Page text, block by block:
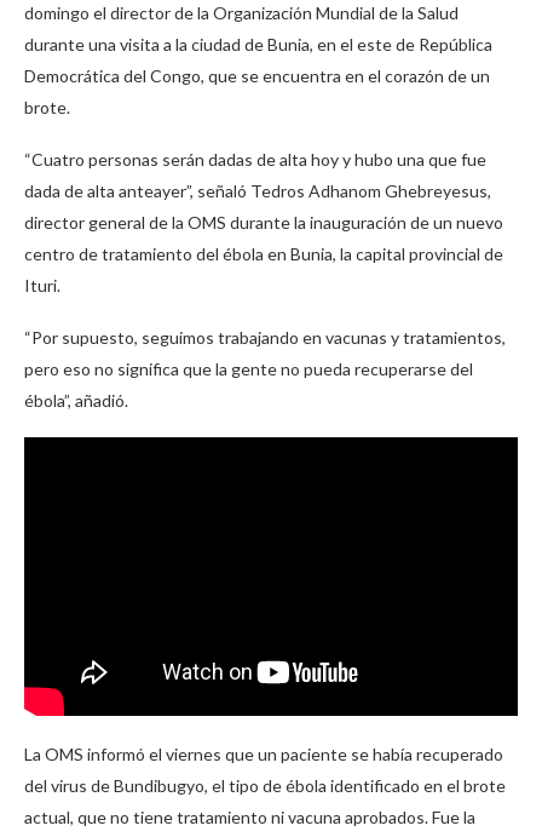
domingo el director de la Organización Mundial de la Salud
durante una visita a la ciudad de Bunia, en el este de República
Democrática del Congo, que se encuentra en el corazón de un
brote.
“Cuatro personas serán dadas de alta hoy y hubo una que fue
dada de alta anteayer”, señaló Tedros Adhanom Ghebreyesus,
director general de la OMS durante la inauguración de un nuevo
centro de tratamiento del ébola en Bunia, la capital provincial de
Ituri.
“Por supuesto, seguimos trabajando en vacunas y tratamientos,
pero eso no significa que la gente no pueda recuperarse del
ébola”, añadió.
La OMS informó el viernes que un paciente se había recuperado
del virus de Bundibugyo, el tipo de ébola identificado en el brote
actual, que no tiene tratamiento ni vacuna aprobados. Fue la